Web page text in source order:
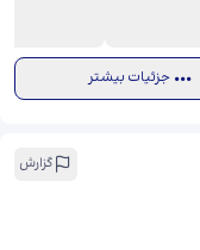
جزئیات بیشتر
گزارش